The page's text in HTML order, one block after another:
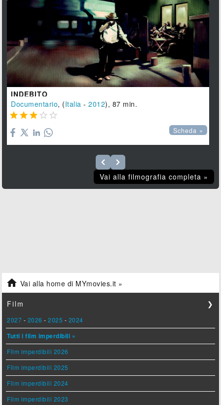
INDEBITO
Documentario, (Italia -2012), 87 min.
    
Scheda »
Vai alla filmografia completa »
 Vai alla home di MYmovies.it »
Film ❯
2027 - 2026 -2025 - 2024
Tutti i film imperdibili »
Film imperdibili 2026
Film imperdibili 2025
Film imperdibili 2024
Film imperdibili 2023